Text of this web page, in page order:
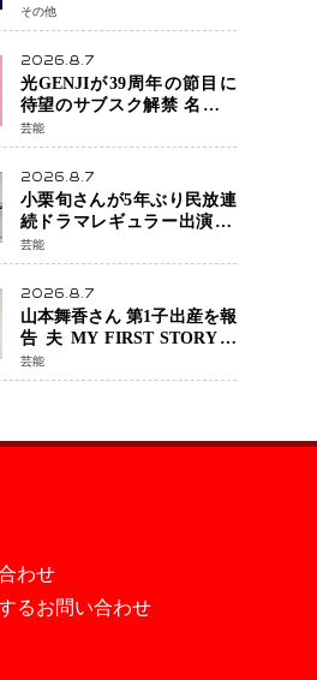
しWTT横浜でベスト8進出
その他
2026.8.7
光GENJIが39周年の節目に
待望のサブスク解禁 名曲の
数々がデジタル配信へ 40周
年へ向け1年間で全作品を順
次公開
芸能
2026.8.7
小栗旬さんが5年ぶり民放連
続ドラマレギュラー出演 横
浜流星さんと初共演
『LOST10』で異色バディ結
成
芸能
2026.8.7
山本舞香さん 第1子出産を報
告 夫 MY FIRST STORYの
Hiroさんとの新たな家族生
活「母子ともに健康」
芸能
わせ
るお問い合わせ